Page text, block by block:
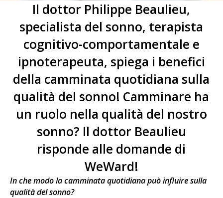
Il dottor Philippe Beaulieu,
specialista del sonno, terapista
cognitivo-comportamentale e
ipnoterapeuta, spiega i benefici
della camminata quotidiana sulla
qualità del sonno! Camminare ha
un ruolo nella qualità del nostro
sonno? Il dottor Beaulieu
risponde alle domande di
WeWard!
In che modo la camminata quotidiana può influire sulla
qualità del sonno?